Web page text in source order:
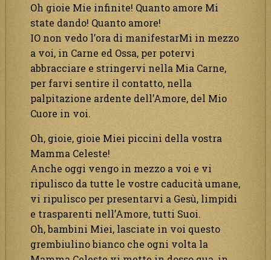
Oh gioie Mie infinite! Quanto amore Mi
state dando! Quanto amore!
IO non vedo l’ora di manifestarMi in mezzo
a voi, in Carne ed Ossa, per potervi
abbracciare e stringervi nella Mia Carne,
per farvi sentire il contatto, nella
palpitazione ardente dell’Amore, del Mio
Cuore in voi.
Oh, gioie, gioie Miei piccini della vostra
Mamma Celeste!
Anche oggi vengo in mezzo a voi e vi
ripulisco da tutte le vostre caducità umane,
vi ripulisco per presentarvi a Gesù, limpidi
e trasparenti nell’Amore, tutti Suoi.
Oh, bambini Miei, lasciate in voi questo
grembiulino bianco che ogni volta la